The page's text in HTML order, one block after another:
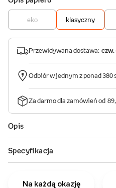
Na każdą okazję